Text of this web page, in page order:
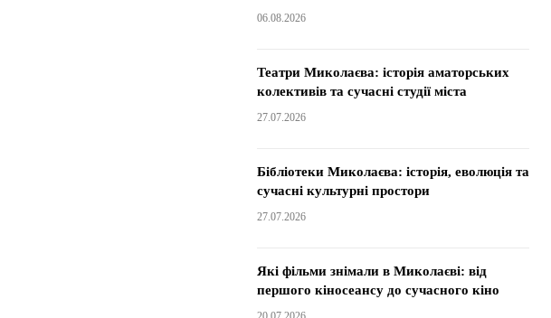
06.08.2026
Театри Миколаєва: історія аматорських
колективів та сучасні студії міста
27.07.2026
Бібліотеки Миколаєва: історія, еволюція та
сучасні культурні простори
27.07.2026
Які фільми знімали в Миколаєві: від
першого кіносеансу до сучасного кіно